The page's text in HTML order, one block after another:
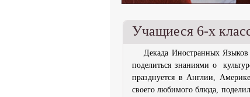
Учащиеся 6-х
Декада Иностранных Языков
поделиться знаниями о
празднуется в Англии,
своего любимого блюда,